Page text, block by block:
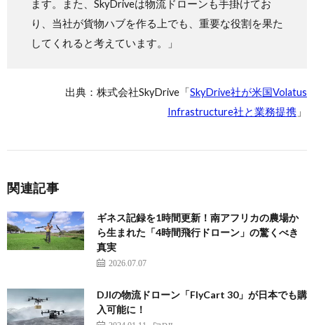
ます。また、SkyDriveは物流ドローンも手掛けてお
り、当社が貨物ハブを作る上でも、重要な役割を果た
してくれると考えています。」
出典：株式会社SkyDrive「SkyDrive社が米国Volatus
Infrastructure社と業務提携 」
関連記事
ギネス記録を1時間更新！南アフリカの農場か
ら生まれた「4時間飛行ドローン」の驚くべき
真実
2026.07.07
DJIの物流ドローン「FlyCart 30」が日本でも購
入可能に！